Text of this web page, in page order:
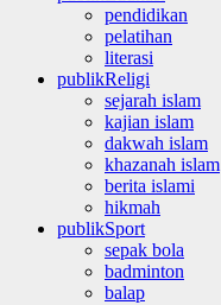
pendidikan
pelatihan
literasi
publikReligi
sejarah islam
kajian islam
dakwah islam
khazanah islam
berita islami
hikmah
publikSport
sepak bola
badminton
balap